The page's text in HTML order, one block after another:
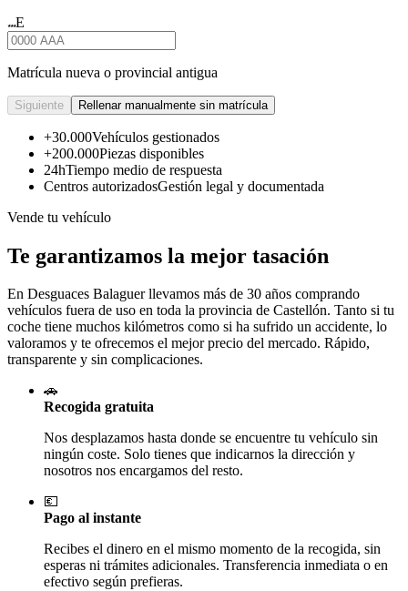
★★★E
Matrícula nueva o provincial antigua
Siguiente Rellenar manualmente sin matrícula
+30.000Vehículos gestionados
+200.000Piezas disponibles
24hTiempo medio de respuesta
Centros autorizadosGestión legal y documentada
Vende tu vehículo
Te garantizamos la mejor tasación
En Desguaces Balaguerllevamos más de 30 años comprando
vehículos fuera de uso en toda la provincia de Castellón. Tanto si tu
coche tiene muchos kilómetros como si ha sufrido un accidente, lo
valoramos y te ofrecemos el mejor precio del mercado. Rápido,
transparente y sin complicaciones.
🚗
Recogida gratuita
Nos desplazamos hasta donde se encuentre tu vehículo sin
ningún coste. Solo tienes que indicarnos la dirección y
nosotros nos encargamos del resto.
💶
Pago al instante
Recibes el dinero en el mismo momento de la recogida, sin
esperas ni trámites adicionales. Transferencia inmediata o en
efectivo según prefieras.